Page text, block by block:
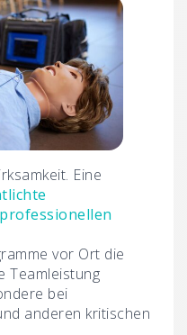
Eine
vor Ort die
Teamleistung
bei
anderen kritischen